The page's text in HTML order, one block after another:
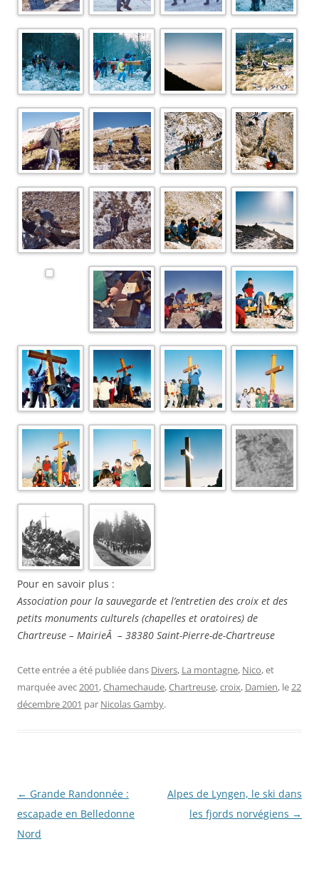
Pour en savoir plus :
Association pour la sauvegarde et l’entretien des croix et des
petits monuments culturels (chapelles et oratoires) de
Chartreuse – MairieÂ – 38380 Saint-Pierre-de-Chartreuse
Cette entrée a été publiée dans Divers, La montagne, Nico, et
marquée avec2001,Chamechaude,Chartreuse,croix, Damien, le22
décembre 2001 par Nicolas Gamby.
Navigation
des
articles
← Grande Randonnée :
escapade en Belledonne
Nord
Alpes de Lyngen, le ski dans
les fjords norvégiens →